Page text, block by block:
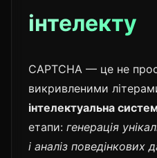
інтелекту
CAPTCHA — це не
викривленими
інтелектуальна
етапи: генерація
і аналіз поведінкових